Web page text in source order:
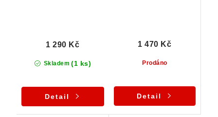
Skladem (1 ks)
1 290 Kč
Detail
Prodáno
1 470 Kč
Detail